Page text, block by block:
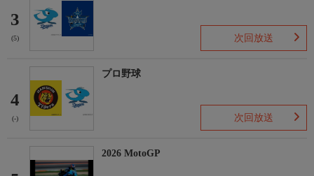
3
(5) 次回放送
4
(-)
プロ野球
次回放送
2026 MotoGP